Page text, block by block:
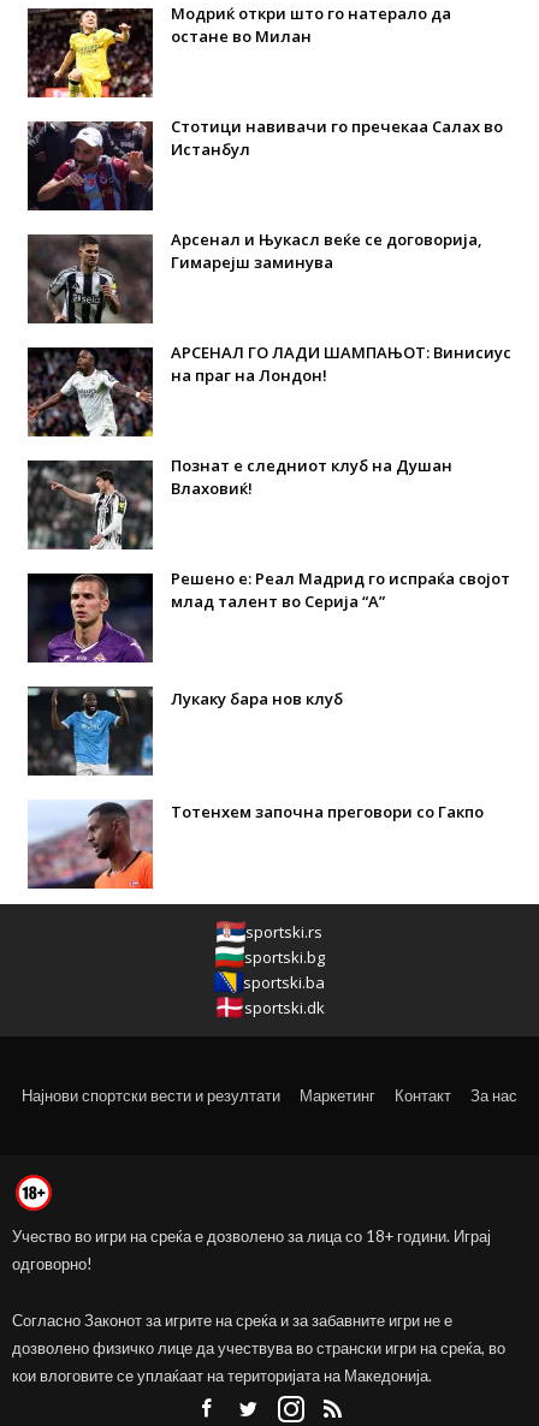
Модриќ откри што го натерало да
остане во Милан
Стотици навивачи го пречекаа Салах во
Истанбул
Арсенал и Њукасл веќе се договорија,
Гимарејш заминува
АРСЕНАЛ ГО ЛАДИ ШАМПАЊОТ: Винисиус
на праг на Лондон!
Познат е следниот клуб на Душан
Влаховиќ!
Решено е: Реал Мадрид го испраќа својот
млад талент во Серија “А”
Лукаку бара нов клуб
Тотенхем започна преговори со Гакпо
sportski.rs
sportski.bg
sportski.ba
sportski.dk
Најнови спортски вести и резултати Маркетинг Контакт За нас
Учество во игри на среќа е дозволено за лица со 18+ години. Играј
одговорно!
Согласно Законот за игрите на среќа и за забавните игри не е
дозволено физичко лице да учествува во странски игри на среќа, во
кои влоговите се уплаќаат на територијата на Македонија.